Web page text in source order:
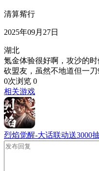
清算觜行
2025年09月27日
湖北
氪金体验很好啊，攻沙的
砍盟友，虽然不地道但一刀
0次浏览 0
相关游戏
烈焰觉醒-大话联动送3000抽